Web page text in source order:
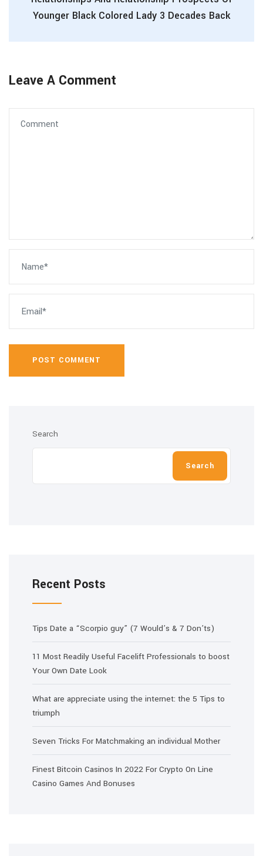
Younger Black Colored Lady 3 Decades Back
Leave A Comment
POST COMMENT
Search
Search
Recent Posts
Tips Date a “Scorpio guy” (7 Would’s & 7 Don’ts)
11 Most Readily Useful Facelift Professionals to boost
Your Own Date Look
What are appreciate using the internet: the 5 Tips to
triumph
Seven Tricks For Matchmaking an individual Mother
Finest Bitcoin Casinos In 2022 For Crypto On Line
Casino Games And Bonuses